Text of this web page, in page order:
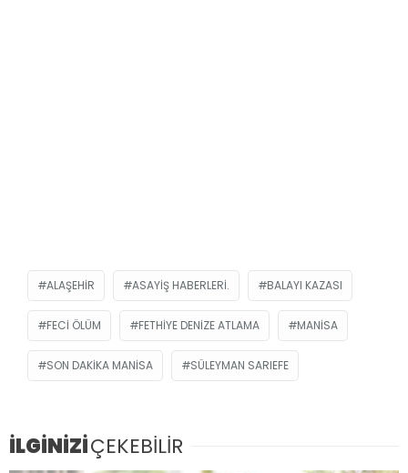
ALAŞEHIR ASAYIŞ HABERLERI. BALAYI KAZASI
FECI ÖLÜM FETHIYE DENIZE ATLAMA MANISA
SON DAKIKA MANISA SÜLEYMAN SARIEFE
İLGİNİZİÇEKEBİLİR